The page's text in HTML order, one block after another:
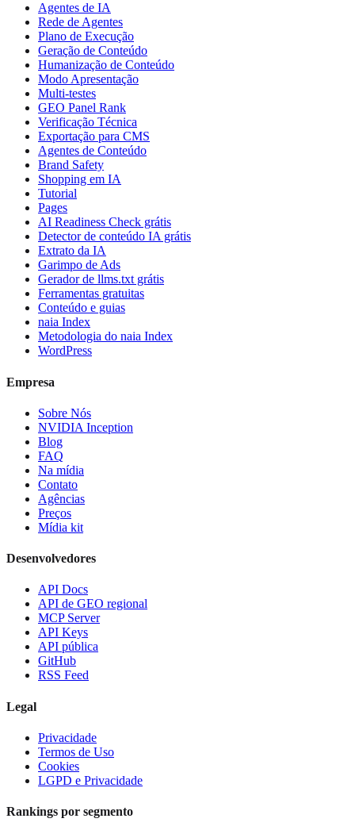
Agentes de IA
Rede de Agentes
Plano de Execução
Geração de Conteúdo
Humanização de Conteúdo
Modo Apresentação
Multi-testes
GEO Panel Rank
Verificação Técnica
Exportação para CMS
Agentes de Conteúdo
Brand Safety
Shopping em IA
Tutorial
Pages
AI Readiness Check grátis
Detector de conteúdo IA grátis
Extrato da IA
Garimpo de Ads
Gerador de llms.txt grátis
Ferramentas gratuitas
Conteúdo e guias
naia Index
Metodologia do naia Index
WordPress
Empresa
Sobre Nós
NVIDIA Inception
Blog
FAQ
Na mídia
Contato
Agências
Preços
Mídia kit
Desenvolvedores
API Docs
API de GEO regional
MCP Server
API Keys
API pública
GitHub
RSS Feed
Legal
Privacidade
Termos de Uso
Cookies
LGPD e Privacidade
Rankings por segmento